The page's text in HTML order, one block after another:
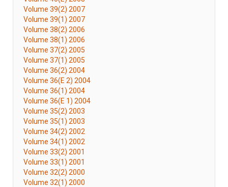
Volume 39(2) 2007
Volume 39(1) 2007
Volume 38(2) 2006
Volume 38(1) 2006
Volume 37(2) 2005
Volume 37(1) 2005
Volume 36(2) 2004
Volume 36(E 2) 2004
Volume 36(1) 2004
Volume 36(E 1) 2004
Volume 35(2) 2003
Volume 35(1) 2003
Volume 34(2) 2002
Volume 34(1) 2002
Volume 33(2) 2001
Volume 33(1) 2001
Volume 32(2) 2000
Volume 32(1) 2000